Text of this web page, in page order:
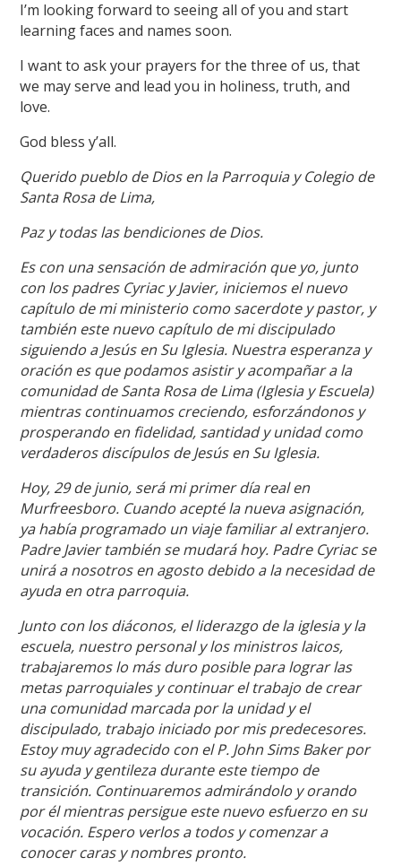
I’m looking forward to seeing all of you and start
learning faces and names soon.
I want to ask your prayers for the three of us, that
we may serve and lead you in holiness, truth, and
love.
God bless y’all.
Querido pueblo de Dios en la Parroquia y Colegio de
Santa Rosa de Lima,
Paz y todas las bendiciones de Dios.
Es con una sensación de admiración que yo, junto
con los padres Cyriac y Javier, iniciemos el nuevo
capítulo de mi ministerio como sacerdote y pastor, y
también este nuevo capítulo de mi discipulado
siguiendo a Jesús en Su Iglesia. Nuestra esperanza y
oración es que podamos asistir y acompañar a la
comunidad de Santa Rosa de Lima (Iglesia y Escuela)
mientras continuamos creciendo, esforzándonos y
prosperando en fidelidad, santidad y unidad como
verdaderos discípulos de Jesús en Su Iglesia.
Hoy, 29 de junio, será mi primer día real en
Murfreesboro. Cuando acepté la nueva asignación,
ya había programado un viaje familiar al extranjero.
Padre Javier también se mudará hoy. Padre Cyriac se
unirá a nosotros en agosto debido a la necesidad de
ayuda en otra parroquia.
Junto con los diáconos, el liderazgo de la iglesia y la
escuela, nuestro personal y los ministros laicos,
trabajaremos lo más duro posible para lograr las
metas parroquiales y continuar el trabajo de crear
una comunidad marcada por la unidad y el
discipulado, trabajo iniciado por mis predecesores.
Estoy muy agradecido con el P. John Sims Baker por
su ayuda y gentileza durante este tiempo de
transición. Continuaremos admirándolo y orando
por él mientras persigue este nuevo esfuerzo en su
vocación. Espero verlos a todos y comenzar a
conocer caras y nombres pronto.